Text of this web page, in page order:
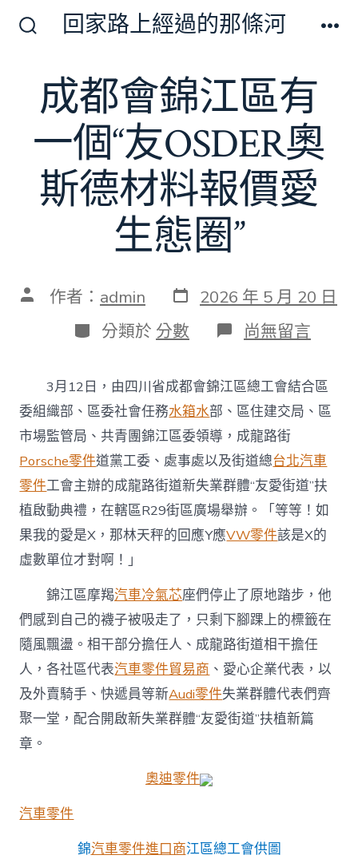
換
開
回家路上經過的那條河
成都會錦江區有
一個“友OSDER奧
斯德材料報價愛
生態圈”
文 作者： admin 發
表
日
期
2026 年 5 月 20 日
分
類
分類於 分數 在
〈成
會
錦
江
區
有
一
個
“友
OSDER
奧
斯
料
報
價
愛
生
態
圈”〉
中
尚無留言
3月12日，由四川省成都會錦江區總工會結合區
委組織部、區委社會任務水箱水部、區住建交局、區
市場監管局、共青團錦江區委領導，成龍路街
Porsche零件道黨工委、處事處以及街道總台北汽車
零件工會主辦的成龍路街道新失業群體“友愛街道”扶
植啟動典禮，在轄區R29街區廣場舉辦。「等等！如
果我的愛是X，那林天秤的回應Y應VW零件該是X的
虛數單位才對啊！」
錦江區摩羯汽車冷氣芯座們停止了原地踏步，他
們感到自己的襪子被吸走了，只剩下腳踝上的標籤在
隨風飄盪。相干部分擔任人、成龍路街道相干擔任
人，各社區代表汽車零件貿易商 、愛心企業代表，以
及外賣騎手、快遞員等新Audi零件失業群體代表們齊
聚一堂，配合開啟新失業群體“友愛街道”扶植新篇
章。
奧迪零件
汽車零件
錦汽車零件進口商江區總工會供圖